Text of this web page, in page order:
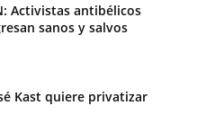
Activistas antibélicos
sanos y salvos
Kast quiere privatizar